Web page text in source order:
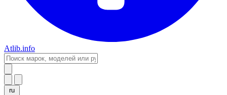
Atlib.info
ru